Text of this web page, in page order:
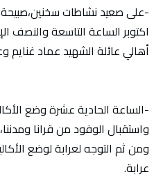
-على صعيد نشاطات
اكتوبر الساعة التاسعة والنصف
أهالي عائلة الشهيد عماد غنايم
-الساعة الحادية عشرة وضع
واستقبال الوفود من قرانا
ومن ثم التوجه لعرابة لوضع
عرابة.